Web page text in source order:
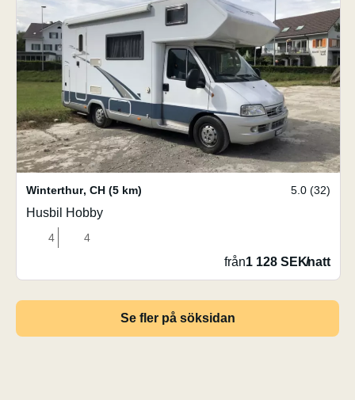
Winterthur, CH (5 km) 5.0 (32)
Husbil Hobby
4 4
från1 128 SEK/natt
Se fler på söksidan